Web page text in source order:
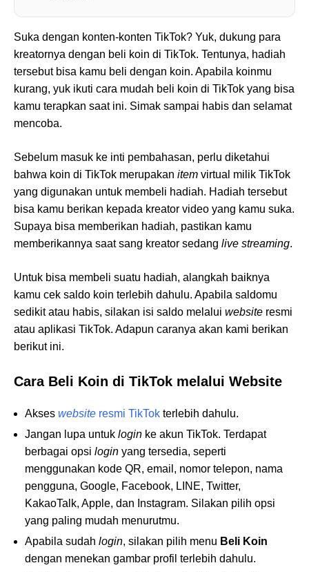
Suka dengan konten-konten TikTok? Yuk, dukung para
kreatornya dengan beli koin di TikTok. Tentunya, hadiah
tersebut bisa kamu beli dengan koin. Apabila koinmu
kurang, yuk ikuti cara mudah beli koin di TikTok yang bisa
kamu terapkan saat ini. Simak sampai habis dan selamat
mencoba.
Sebelum masuk ke inti pembahasan, perlu diketahui
bahwa koin di TikTok merupakan item virtual milik TikTok
yang digunakan untuk membeli hadiah. Hadiah tersebut
bisa kamu berikan kepada kreator video yang kamu suka.
Supaya bisa memberikan hadiah, pastikan kamu
memberikannya saat sang kreator sedang live streaming.
Untuk bisa membeli suatu hadiah, alangkah baiknya
kamu cek saldo koin terlebih dahulu. Apabila saldomu
sedikit atau habis, silakan isi saldo melalui website resmi
atau aplikasi TikTok. Adapun caranya akan kami berikan
berikut ini.
Cara Beli Koin di TikTok melalui Website
Akses website resmi TikTok terlebih dahulu.
Jangan lupa untuk login ke akun TikTok. Terdapat
berbagai opsi login yang tersedia, seperti
menggunakan kode QR, email, nomor telepon, nama
pengguna, Google, Facebook, LINE, Twitter,
KakaoTalk, Apple, dan Instagram. Silakan pilih opsi
yang paling mudah menurutmu.
Apabila sudah login, silakan pilih menu Beli Koin
dengan menekan gambar profil terlebih dahulu.